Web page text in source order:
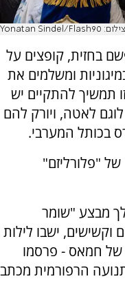
צילום: Yonatan Sindel/Flash90
בחזית, קופצים על
ומשלמים את
תמשיך להתקיים יש
לאטה, ויורק להם
בכותל המערבי.
"פלורליזם"
מבצע "שומר
וקשישים, ישבו לילות
של חמאס - פרסמו
של התנועה הרפורמית מכתב